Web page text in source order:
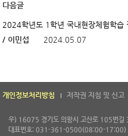
다음글
2024학년도 1학년 국내현장체험학습
/ 이민섭
2024.05.07
개인정보처리방침 저작권 지침 및 신고
우) 16075 경기도 의왕시 고산로 105번길
대표번호: 031-361-0500(08:00-17:00)